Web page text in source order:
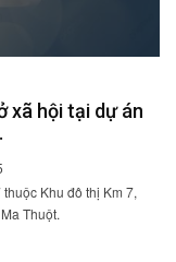
xã hội tại dự án
Khu đô thị Km 7,
Thuột.